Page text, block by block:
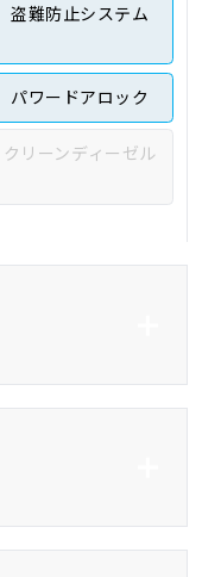
盗難防止システム
パワードアロック
クリーンディーゼル